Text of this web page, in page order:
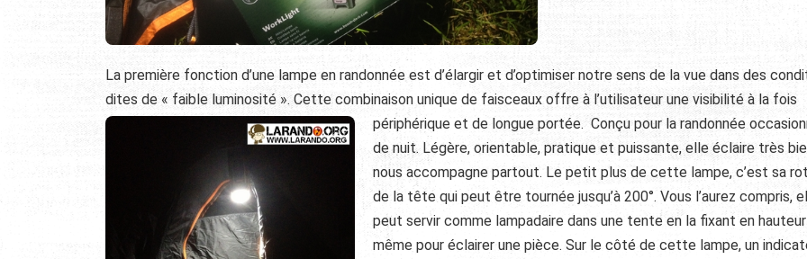
La première fonction d’une lampe en randonnée est d’élargir et d’optimiser notre sens de la vue dans des
dites de « faible luminosité ». Cette combinaison unique de faisceaux offre à l’utilisateur une visibilité à la fois
périphérique et de longue portée. Conçu pour la randonnée
de nuit. Légère, orientable, pratique et puissante, elle éclaire très
nous accompagne partout. Le petit plus de cette lampe, c’est sa
de la tête qui peut être tournée jusqu’à 200°. Vous l’aurez compris,
peut servir comme lampadaire dans une tente en la fixant en
même pour éclairer une pièce. Sur le côté de cette lampe, un